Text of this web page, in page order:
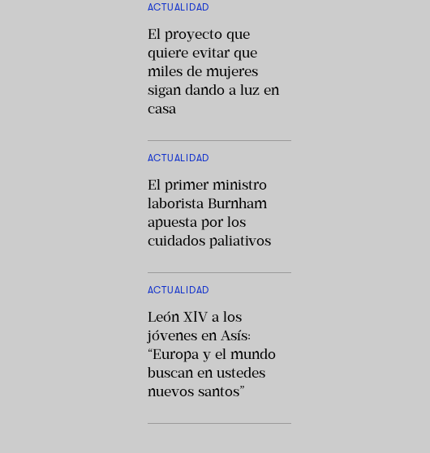
ACTUALIDAD
El proyecto que
quiere evitar que
miles de mujeres
sigan dando a luz en
casa
ACTUALIDAD
El primer ministro
laborista Burnham
apuesta por los
cuidados paliativos
ACTUALIDAD
León XIV a los
jóvenes en Asís:
“Europa y el mundo
buscan en ustedes
nuevos santos”